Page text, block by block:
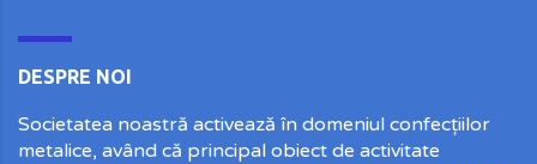
DESPRE NOI
Societatea noastră activează în domeniul confecțiilor
metalice, având că principal obiect de activitate